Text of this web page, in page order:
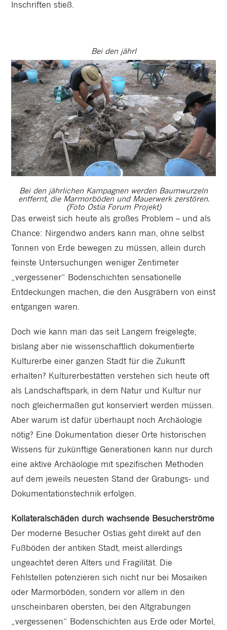
Inschriften stieß.
Bei den jährl
Bei den jährlichen Kampagnen werden Baumwurzeln
entfernt, die Marmorböden und Mauerwerk zerstören.
(Foto Ostia Forum Projekt)
Das erweist sich heute als großes Problem – und als
Chance: Nirgendwo anders kann man, ohne selbst
Tonnen von Erde bewegen zu müssen, allein durch
feinste Untersuchungen weniger Zentimeter
„vergessener“ Bodenschichten sensationelle
Entdeckungen machen, die den Ausgräbern von einst
entgangen waren.
Doch wie kann man das seit Langem freigelegte,
bislang aber nie wissenschaftlich dokumentierte
Kulturerbe einer ganzen Stadt für die Zukunft
erhalten? Kulturerbestätten verstehen sich heute oft
als Landschaftspark, in dem Natur und Kultur nur
noch gleichermaßen gut konserviert werden müssen.
Aber warum ist dafür überhaupt noch Archäologie
nötig? Eine Dokumentation dieser Orte historischen
Wissens für zukünftige Generationen kann nur durch
eine aktive Archäologie mit spezifischen Methoden
auf dem jeweils neuesten Stand der Grabungs- und
Dokumentationstechnik erfolgen.
Kollateralschäden durch wachsende Besucherströme
Der moderne Besucher Ostias geht direkt auf den
Fußböden der antiken Stadt, meist allerdings
ungeachtet deren Alters und Fragilität. Die
Fehlstellen potenzieren sich nicht nur bei Mosaiken
oder Marmorböden, sondern vor allem in den
unscheinbaren obersten, bei den Altgrabungen
„vergessenen“ Bodenschichten aus Erde oder Mörtel,